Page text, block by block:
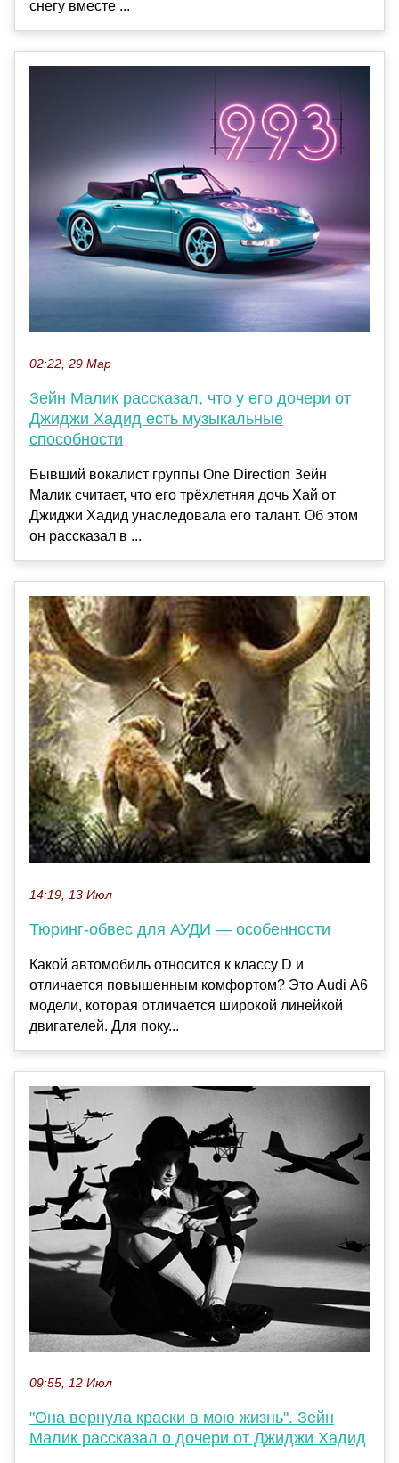
снегу вместе ...
02:22, 29 Мар
Зейн Малик рассказал, что у его дочери от
Джиджи Хадид есть музыкальные
способности
Бывший вокалист группы One Direction Зейн
Малик считает, что его трёхлетняя дочь Хай от
Джиджи Хадид унаследовала его талант. Об этом
он рассказал в ...
14:19, 13 Июл
Тюринг-обвес для АУДИ — особенности
Какой автомобиль относится к классу D и
отличается повышенным комфортом? Это Audi А6
модели, которая отличается широкой линейкой
двигателей. Для поку...
09:55, 12 Июл
"Она вернула краски в мою жизнь". Зейн
Малик рассказал о дочери от Джиджи Хадид